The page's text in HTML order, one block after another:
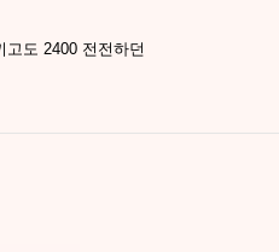
도 2400 전전하던